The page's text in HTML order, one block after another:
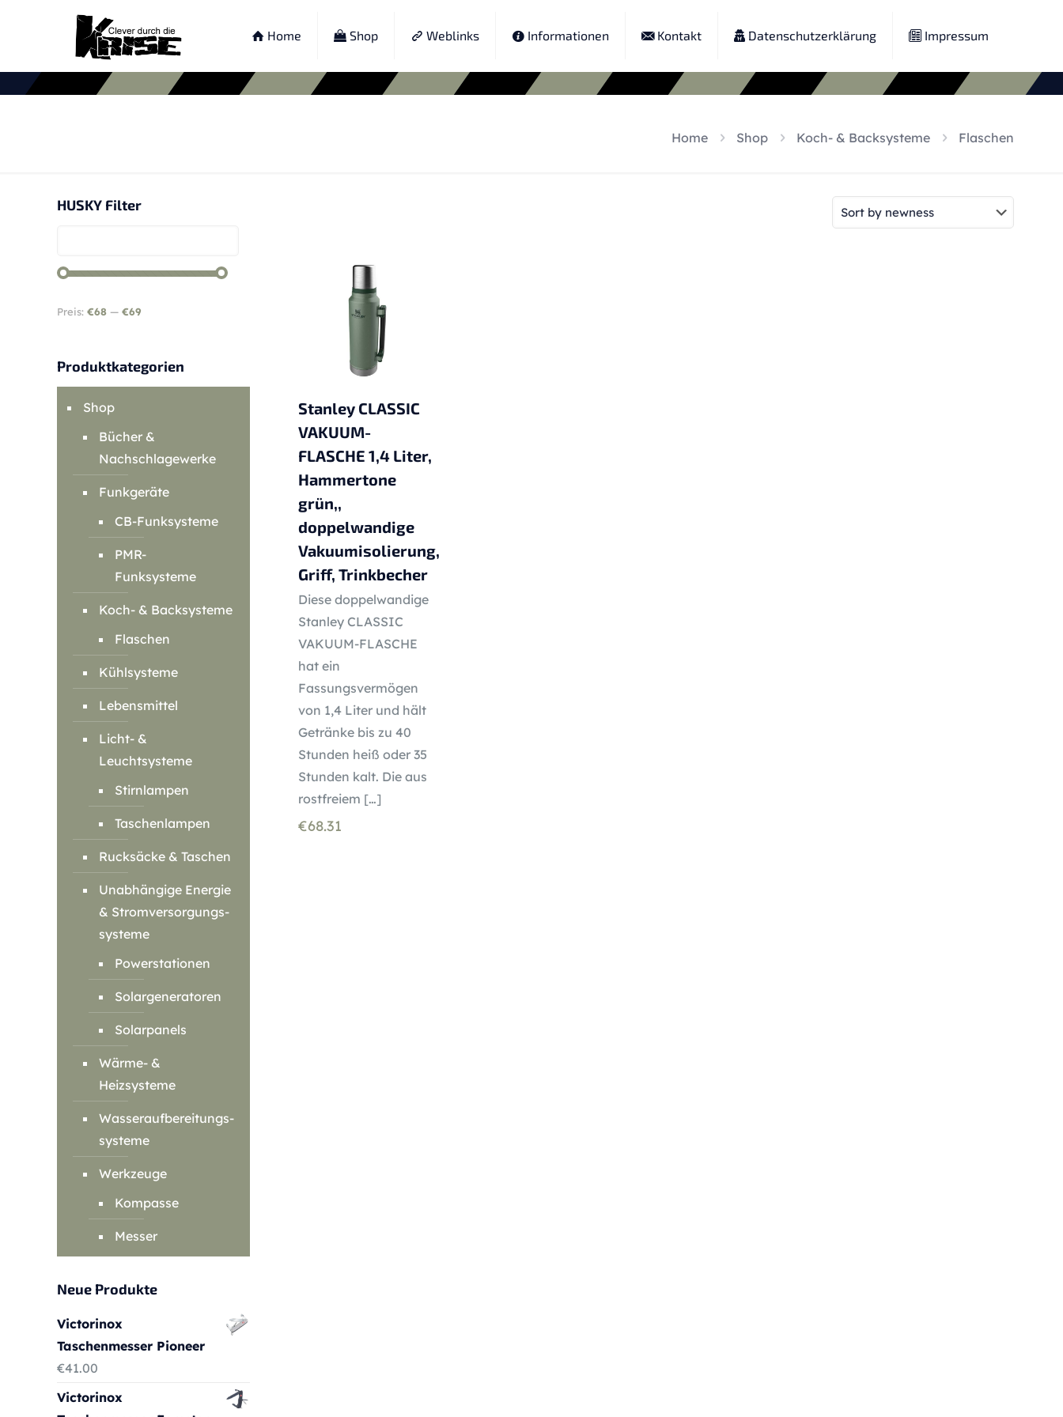
Home Shop Weblinks Informationen Kontakt Datenschutzerklärung Impressum
Home Shop Koch- & Backsysteme Flaschen
Stanley CLASSIC
VAKUUM-
FLASCHE 1,4 Liter,
Hammertone
grün,,
doppelwandige
Vakuumisolierung,
Griff, Trinkbecher
Diese doppelwandige
Stanley CLASSIC
VAKUUM-FLASCHE
hat ein
Fassungsvermögen
von 1,4 Liter und hält
Getränke bis zu 40
Stunden heiß oder 35
Stunden kalt. Die aus
rostfreiem […]
€68.31
HUSKY Filter
Preis: €68 — €69
Produktkategorien
Shop
Bücher &
Nachschlagewerke
Funkgeräte
CB-Funksysteme
PMR-
Funksysteme
Koch- & Backsysteme
Flaschen
Kühlsysteme
Lebensmittel
Licht- &
Leuchtsysteme
Stirnlampen
Taschenlampen
Rucksäcke & Taschen
Unabhängige Energie
& Stromversorgungs-
systeme
Powerstationen
Solargeneratoren
Solarpanels
Wärme- &
Heizsysteme
Wasseraufbereitungs-
systeme
Werkzeuge
Kompasse
Messer
Neue Produkte
Victorinox
Taschenmesser Pioneer
€41.00
Victorinox